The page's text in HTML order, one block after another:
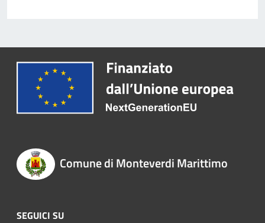
Comune di Monteverdi Marittimo
SEGUICI SU